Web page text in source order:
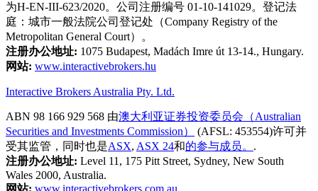
为H-EN-III-623/2020。公司注册编号 01-10-141029。登记法
庭：城市一般法院公司登记处（Company Registry of the
Metropolitan General Court）。
注册办公地址: 1075 Budapest, Madách Imre út 13-14., Hungary.
网站: www.interactivebrokers.hu
Interactive Brokers Australia Pty. Ltd.
ABN 98 166 929 568 由澳大利亚证券投资委员会（Australian
Securities and Investments Commission）
(AFSL: 453554)许可并
受其监管，同时也是ASX, ASX 24和的参与成员。 .
注册办公地址: Level 11, 175 Pitt Street, Sydney, New South
Wales 2000, Australia.